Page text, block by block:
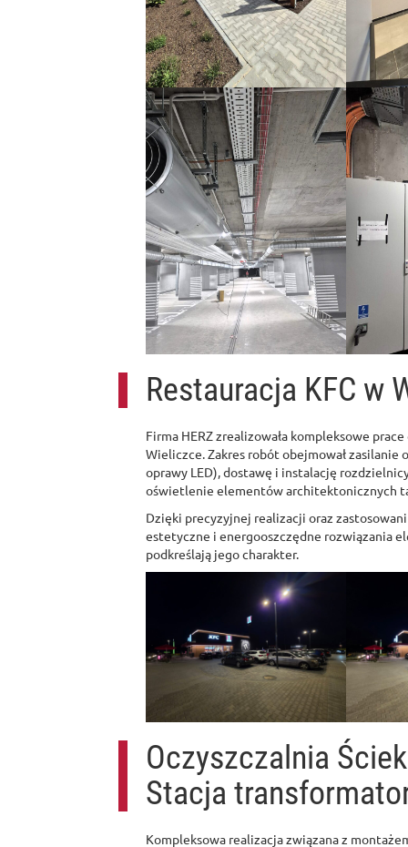
Restauracja KFC w
Firma HERZ zrealizowała kompleksowe
Wieliczce. Zakres robót obejmował
oprawy LED), dostawę i instalację
oświetlenie elementów architektonicznych
Dzięki precyzyjnej realizacji oraz
estetyczne i energooszczędne rozwiązania
podkreślają jego charakter.
Oczyszczalnia
Stacja
Kompleksowa realizacja związana z